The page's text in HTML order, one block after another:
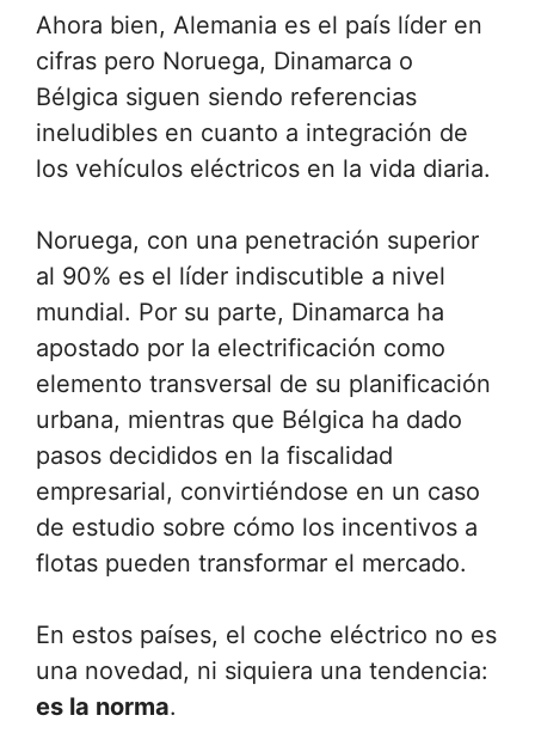
Ahora bien, Alemania es el país líder en
cifras pero Noruega, Dinamarca o
Bélgica siguen siendo referencias
ineludibles en cuanto a integración de
los vehículos eléctricos en la vida diaria.
Noruega, con una penetración superior
al 90% es el líder indiscutible a nivel
mundial. Por su parte, Dinamarca ha
apostado por la electrificación como
elemento transversal de su planificación
urbana, mientras que Bélgica ha dado
pasos decididos en la fiscalidad
empresarial, convirtiéndose en un caso
de estudio sobre cómo los incentivos a
flotas pueden transformar el mercado.
En estos países, el coche eléctrico no es
una novedad, ni siquiera una tendencia:
es la norma.